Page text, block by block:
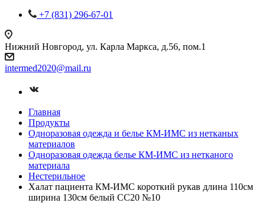
+7 (831) 296-67-01
Нижний Новгород, ул. Карла Маркса, д.56, пом.1
intermed2020@mail.ru
Главная
Продукты
Одноразовая одежда и белье КМ-ИМС из нетканых
материалов
Одноразовая одежда белье КМ-ИМС из нетканого
материала
Нестерильное
Халат пациента КМ-ИМС короткий рукав длина 110см
ширина 130см белый СС20 №10